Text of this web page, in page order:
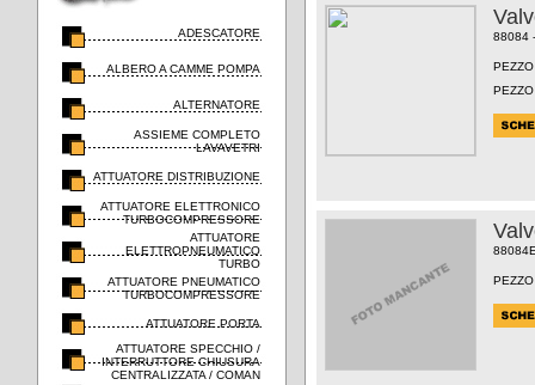
ADESCATORE
ALBERO A CAMME POMPA
ALTERNATORE
ASSIEME COMPLETO
LAVAVETRI
ATTUATORE DISTRIBUZIONE
ATTUATORE ELETTRONICO
TURBOCOMPRESSORE
ATTUATORE
ELETTROPNEUMATICO
TURBO
ATTUATORE PNEUMATICO
TURBOCOMPRESSORE
ATTUATORE PORTA
ATTUATORE SPECCHIO /
INTERRUTTORE CHIUSURA
CENTRALIZZATA / COMAN
88084